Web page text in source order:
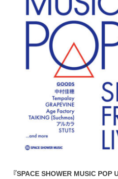
『SPACE SHOWER MUSIC POP